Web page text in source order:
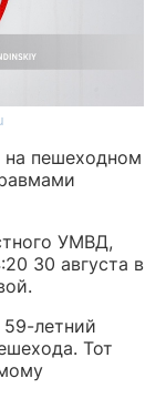
пешеходном
УМВД,
30 августа в
летний
Тот